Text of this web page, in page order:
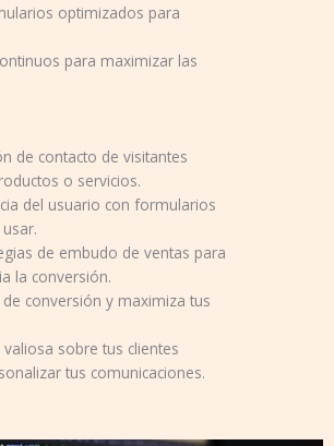
optimizados para
para maximizar las
de contacto de visitantes
o servicios.
del usuario con formularios
de embudo de ventas para
la conversión.
conversión y maximiza tus
sobre tus clientes
tus comunicaciones.